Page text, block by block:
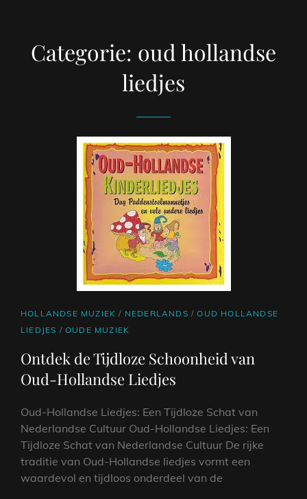
Categorie: oud hollandse
liedjes
CAT
LINKS
HOLLANDSE MUZIEK / NEDERLANDS /OUD HOLLANDSE
LIEDJES /OUDE MUZIEK
Ontdek de Tijdloze Schoonheid van
Oud-Hollandse Liedjes
Oud-Hollandse Liedjes: Een Tijdloze Schat van
Nederlandse Cultuur Oud-Hollandse Liedjes: Een
Tijdloze Schat van Nederlandse Cultuur De rijke
traditie van Oud-Hollandse liedjes vormt een
waardevol en tijdloos onderdeel van de